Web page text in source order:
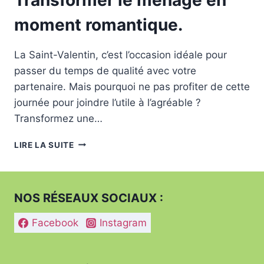
moment romantique.
La Saint-Valentin, c’est l’occasion idéale pour
passer du temps de qualité avec votre
partenaire. Mais pourquoi ne pas profiter de cette
journée pour joindre l’utile à l’agréable ?
Transformez une…
LIRE LA SUITETRANSFORMER
MOMENT
ROMANTIQUE.
NOS RÉSEAUX SOCIAUX :
Facebook Instagram